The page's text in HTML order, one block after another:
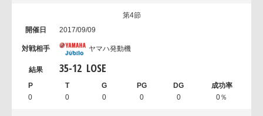
第4節
2017/09/09
ヤマハ発動機
35-12 LOSE
0 0 0 0 0 0％